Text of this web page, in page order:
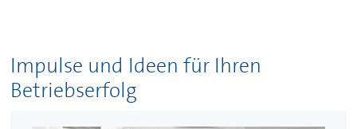
Impulse und Ideen für Ihren
Betriebserfolg